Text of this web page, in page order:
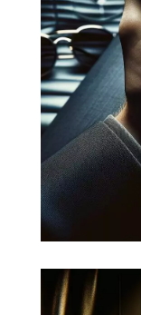
Il
vendre
site,
Nous